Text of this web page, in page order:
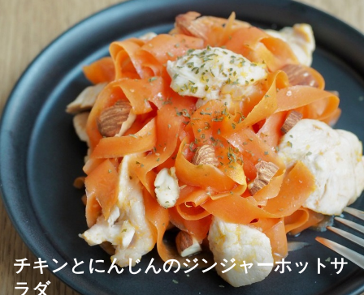
チキンとにんじんのジンジャーホットサ
ラダ